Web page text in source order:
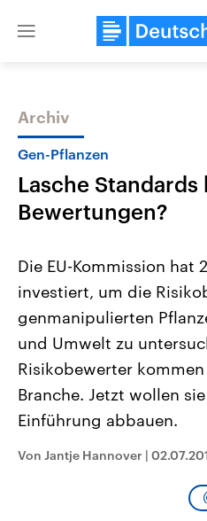
Close
Themen
Landtagswahl Sachsen-Anhalt
2026
Alle Informationen
Sachsen-Anhalt wählt am 6.
September 2026 einen neuen
Landtag. Seit 2021 wird das
Bundesland von einer
Umfragen, Prognosen,
und Hintergründe zu den
und Kandidaten der
Sendungen Programm
Archiv
Gen-Pflanzen
Lasche Standards
Bewertungen?
Die EU-Kommission hat
investiert, um die
genmanipulierten
und Umwelt zu
Risikobewerter
Branche. Jetzt wollen
Einführung abbauen.
Von Jantje Hannover |